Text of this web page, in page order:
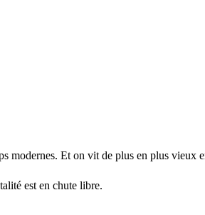
modernes. Et on vit de plus en plus vieux
est en chute libre.